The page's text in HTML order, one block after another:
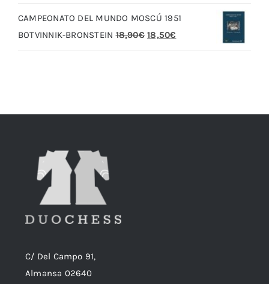
era:
20,00€.
CAMPEONATO DEL MUNDO MOSCÚ 1951
BOTVINNIK-BRONSTEIN 18,90€ El
18,50€
C/ Del Campo 91,
Almansa 02640